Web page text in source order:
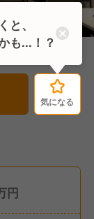
気になる
円
気になる
、
も...！？